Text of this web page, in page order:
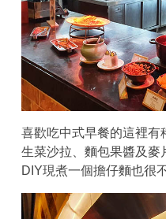
喜歡吃中式早餐的這裡有
生菜沙拉、麵包果醬及麥
DIY現煮一個擔仔麵也很不